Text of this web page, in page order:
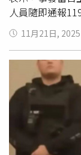
情事，校方也已
導學校依法辦理
上有其他學生
在分組活動時由
處置無大礙，
教育局強調，
輔導團隊提供情
繫，協助學生
與適性管教，
自主權，請撥打
破裂，更多次對
家孩子，這一切
得知真相。「
一個學生很兇，
花爸難過表示
一學期，他這
問老師，C老師
此後針對情況
怒踢女兒桌子
周志龍攝）花花
人員隨即通報
安通報。校護
到場後迅速將
方指出，她平
支持，但仍難
理小組，完成校
配合相關單位
擊，學校已全
輔導處、專業心
11月21日, 2025